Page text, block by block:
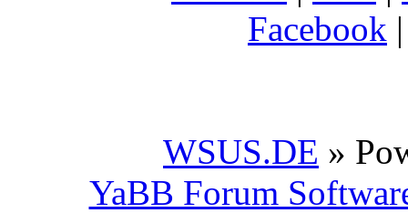
Facebook
WSUS.DE »
YaBB Forum